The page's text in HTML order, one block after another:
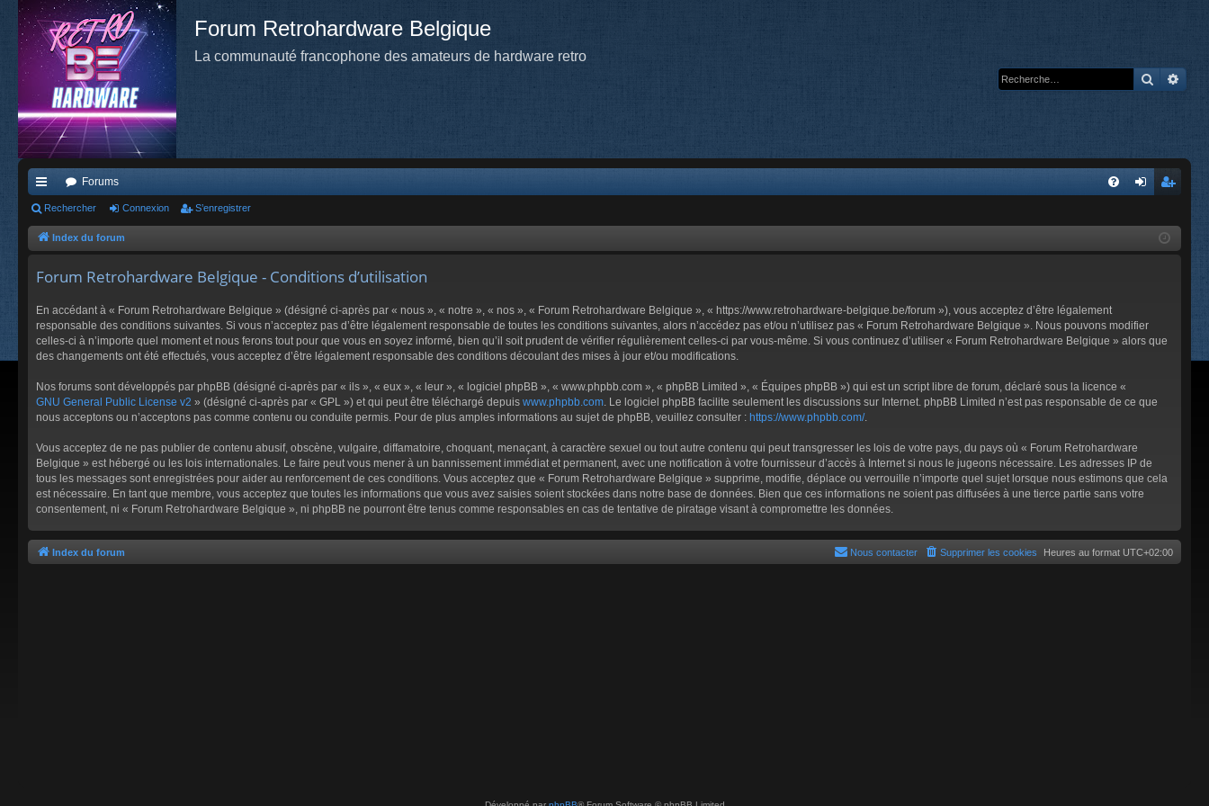
Forum Retrohardware Belgique
La communauté francophone des amateurs de hardware retro
cc
ès
de
Forums
nr
Rechercher Connexion S’enregistrer
Index du forum
Forum Retrohardware Belgique - Conditions d’utilisation
En accédant à « Forum Retrohardware Belgique » (désigné ci-après par « nous », « notre », « nos », « Forum Retrohardware Belgique », « https://www.retrohardware-belgique.be/forum »), vous acceptez d’être légalement
responsable des conditions suivantes. Si vous n’acceptez pas d’être légalement responsable de toutes les conditions suivantes, alors n’accédez pas et/ou n’utilisez pas « Forum Retrohardware Belgique ». Nous pouvons modifier
celles-ci à n’importe quel moment et nous ferons tout pour que vous en soyez informé, bien qu’il soit prudent de vérifier régulièrement celles-ci par vous-même. Si vous continuez d’utiliser « Forum Retrohardware Belgique » alors que
des changements ont été effectués, vous acceptez d’être légalement responsable des conditions découlant des mises à jour et/ou modifications.
Nos forums sont développés par phpBB (désigné ci-après par « ils », « eux », « leur », « logiciel phpBB », « www.phpbb.com », « phpBB Limited », « Équipes phpBB ») qui est un script libre de forum, déclaré sous la licence «
GNU General Public License v2 » (désigné ci-après par « GPL ») et qui peut être téléchargé depuis www.phpbb.com . Le logiciel phpBB facilite seulement les discussions sur Internet. phpBB Limited n’est pas responsable de ce que
nous acceptons ou n’acceptons pas comme contenu ou conduite permis. Pour de plus amples informations au sujet de phpBB, veuillez consulter : https://www.phpbb.com/.
Vous acceptez de ne pas publier de contenu abusif, obscène, vulgaire, diffamatoire, choquant, menaçant, à caractère sexuel ou tout autre contenu qui peut transgresser les lois de votre pays, du pays où « Forum Retrohardware
Belgique » est hébergé ou les lois internationales. Le faire peut vous mener à un bannissement immédiat et permanent, avec une notification à votre fournisseur d’accès à Internet si nous le jugeons nécessaire. Les adresses IP de
tous les messages sont enregistrées pour aider au renforcement de ces conditions. Vous acceptez que « Forum Retrohardware Belgique » supprime, modifie, déplace ou verrouille n’importe quel sujet lorsque nous estimons que cela
est nécessaire. En tant que membre, vous acceptez que toutes les informations que vous avez saisies soient stockées dans notre base de données. Bien que ces informations ne soient pas diffusées à une tierce partie sans votre
consentement, ni « Forum Retrohardware Belgique », ni phpBB ne pourront être tenus comme responsables en cas de tentative de piratage visant à compromettre les données.
Index du forum Heures au format UTC+02:00
Supprimer les cookies
Nous contacter